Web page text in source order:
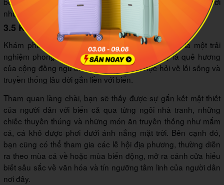
những lo toan thường nhật.
3.5 Khám phá văn hóa địa phương
Khám phá văn hóa địa phương tại biển Hoài Hải là một trải
nghiệm phong phú và đáng nhớ. Khu vực này là quê hương
của cộng đồng ngư dân, nơi bạn có thể học hỏi về lối sống và
truyền thống lâu đời gắn liền với biển.
Tham quan làng chài, bạn sẽ thấy được sự gắn kết mật thiết
của người dân với biển cả qua từng ngôi nhà tranh, những
chiếc thuyền thúng và những món ăn truyền thống như mắm
cá, cá khô được phơi dưới ánh nắng mặt trời. Bên cạnh đó,
bạn cũng có thể tham gia các lễ hội địa phương, thường diễn
ra theo mùa cá về hoặc mùa biển động, mở ra cánh cửa hiểu
biết sâu sắc về văn hóa và tín ngưỡng tâm linh của người dân
nơi đây.